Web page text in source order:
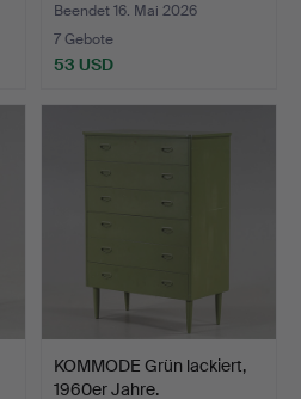
Beendet 16. Mai 2026
7 Gebote
53 USD
KOMMODE Grün lackiert,
1960er Jahre.